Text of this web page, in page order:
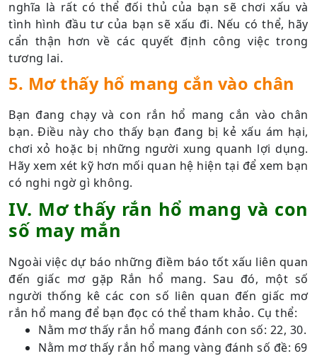
nghĩa là rất có thể đối thủ của bạn sẽ chơi xấu và
tình hình đầu tư của bạn sẽ xấu đi. Nếu có thể, hãy
cẩn thận hơn về các quyết định công việc trong
tương lai.
5. Mơ thấy hổ mang cắn vào chân
Bạn đang chạy và con rắn hổ mang cắn vào chân
bạn. Điều này cho thấy bạn đang bị kẻ xấu ám hại,
chơi xỏ hoặc bị những người xung quanh lợi dụng.
Hãy xem xét kỹ hơn mối quan hệ hiện tại để xem bạn
có nghi ngờ gì không.
IV. Mơ thấy rắn hổ mang và con
số may mắn
Ngoài việc dự báo những điềm báo tốt xấu liên quan
đến giấc mơ gặp Rắn hổ mang. Sau đó, một số
người thống kê các con số liên quan đến giấc mơ
rắn hổ mang để bạn đọc có thể tham khảo. Cụ thể:
Nằm mơ thấy rắn hổ mang đánh con số: 22, 30.
Nằm mơ thấy rắn hổ mang vàng đánh số đề: 69